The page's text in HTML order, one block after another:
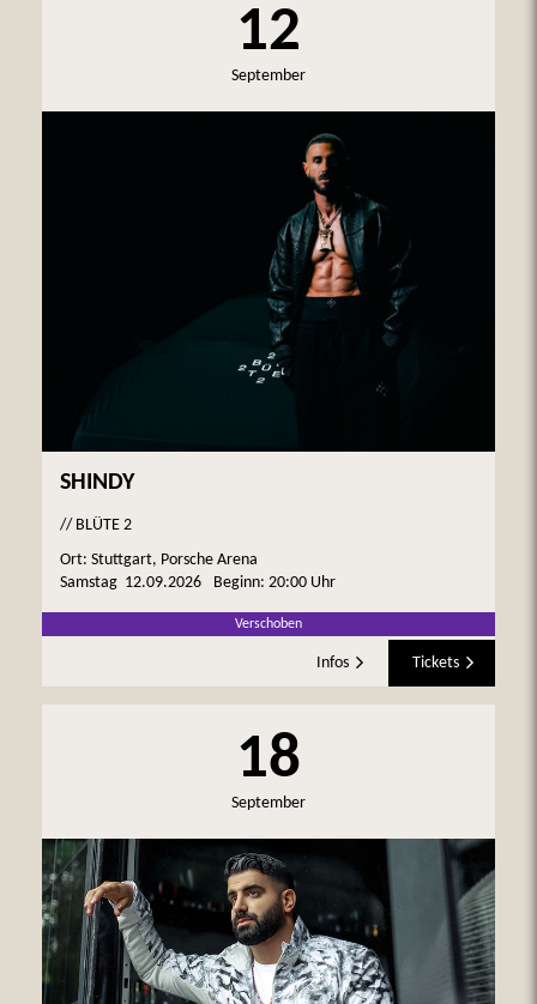
12
September
SHINDY
// BLÜTE 2
Ort: Stuttgart, Porsche Arena
Samstag 12.09.2026 Beginn: 20:00 Uhr
Verschoben
Infos Tickets
18
September